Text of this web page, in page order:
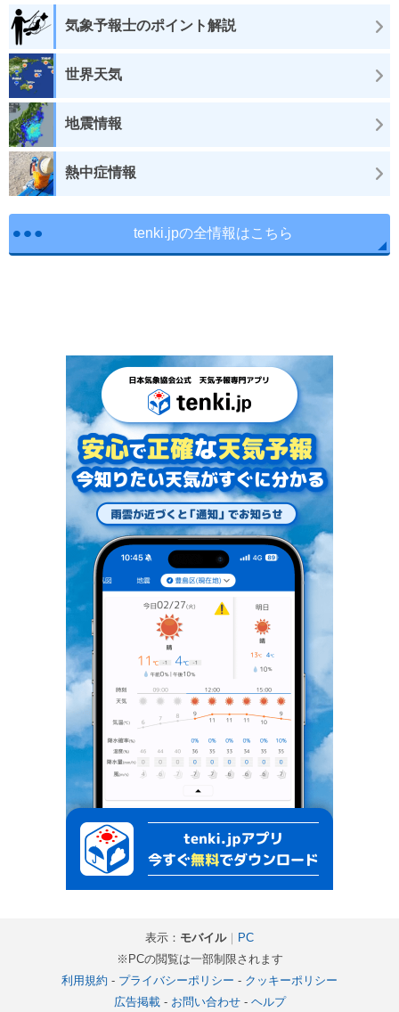
気象予報士のポイント解説
世界天気
地震情報
熱中症情報
tenki.jpの全情報はこちら
表示： モバイル｜ PC
※PCの閲覧は一部制限されます
利用規約 - プライバシーポリシー - クッキーポリシー
広告掲載- お問い合わせ- ヘルプ